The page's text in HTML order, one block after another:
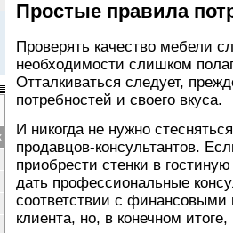
Простые правила
Проверять качество мебели
необходимости слишком
Отталкиваться следует,
потребностей и своего вкуса.
И никогда не нужно
продавцов-консультантов.
приобрести стенки в
дать профессиональные
соответствии с
клиента, но, в конечном